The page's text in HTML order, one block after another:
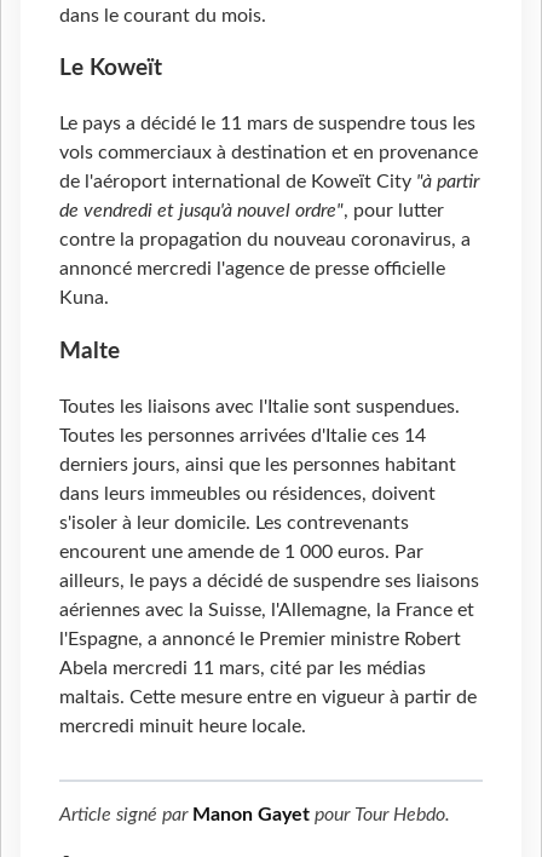
dans le courant du mois.
Le Koweït
Le pays a décidé le 11 mars de suspendre tous les
vols commerciaux à destination et en provenance
de l'aéroport international de Koweït City "à partir
de vendredi et jusqu'à nouvel ordre", pour lutter
contre la propagation du nouveau coronavirus, a
annoncé mercredi l'agence de presse officielle
Kuna.
Malte
Toutes les liaisons avec l'Italie sont suspendues.
Toutes les personnes arrivées d'Italie ces 14
derniers jours, ainsi que les personnes habitant
dans leurs immeubles ou résidences, doivent
s'isoler à leur domicile. Les contrevenants
encourent une amende de 1 000 euros. Par
ailleurs, le pays a décidé de suspendre ses liaisons
aériennes avec la Suisse, l'Allemagne, la France et
l'Espagne, a annoncé le Premier ministre Robert
Abela mercredi 11 mars, cité par les médias
maltais. Cette mesure entre en vigueur à partir de
mercredi minuit heure locale.
Article signé par Manon Gayet pour Tour Hebdo.